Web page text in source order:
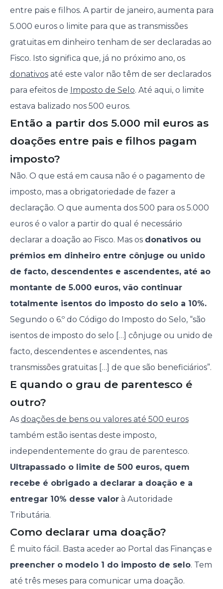
entre pais e filhos. A partir de janeiro, aumenta para
5.000 euros o limite para que as transmissões
gratuitas em dinheiro tenham de ser declaradas ao
Fisco. Isto significa que, já no próximo ano, os
donativosaté este valor não têm de ser declarados
para efeitos de Imposto de Selo. Até aqui, o limite
estava balizado nos 500 euros.
Então a partir dos 5.000 mil euros as
doações entre pais e filhos pagam
imposto?
Não. O que está em causa não é o pagamento de
imposto, mas a obrigatoriedade de fazer a
declaração. O que aumenta dos 500 para os 5.000
euros é o valor a partir do qual é necessário
declarar a doação ao Fisco. Mas os donativos ou
prémios em dinheiro entre cônjuge ou unido
de facto, descendentes e ascendentes, até ao
montante de 5.000 euros, vão continuar
totalmente isentos do imposto do selo a 10%.
Segundo o 6.º do Código do Imposto do Selo, “são
isentos de imposto do selo […] cônjuge ou unido de
facto, descendentes e ascendentes, nas
transmissões gratuitas […] de que são beneficiários”.
E quando o grau de parentesco é
outro?
As doações de bens ou valores até 500 euros
também estão isentas deste imposto,
independentemente do grau de parentesco.
Ultrapassado o limite de 500 euros, quem
recebe é obrigado a declarar a doação e a
entregar 10% desse valorà Autoridade
Tributária.
Como declarar uma doação?
É muito fácil. Basta aceder ao Portal das Finanças e
preencher o modelo 1 do imposto de selo. Tem
até três meses para comunicar uma doação.